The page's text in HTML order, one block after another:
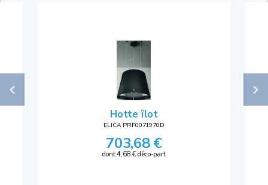
Hotte îlot
ELICA PRF0071970D
703,68 €
dont 4,68 € d'éco-part